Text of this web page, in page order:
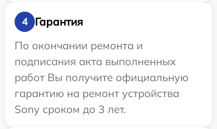
4
Гарантия
По окончании ремонта и
подписания акта выполненных
работ Вы получите официальную
гарантию на ремонт устройства
Sony сроком до 3 лет.